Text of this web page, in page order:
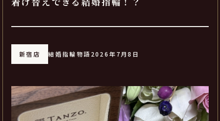
新宿店 結婚指輪物語 2026年7月8日